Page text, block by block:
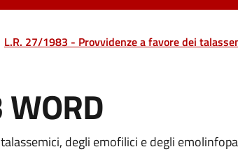
L.R. 27/1983 - Provvidenze a favore dei
degli emofilici e degli